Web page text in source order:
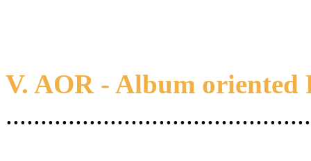
V. AOR - Album oriented